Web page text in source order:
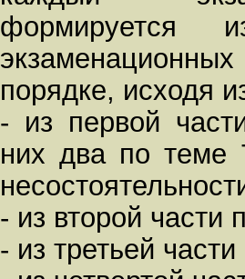
формируется
порядке, исходя
- из первой
них два по теме
- из второй части
- из третьей